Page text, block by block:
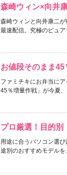
森崎ウィン×向井
森崎ウィンと向井康二
最速配信。究極のピュア
お値段そのまま
ファミチキにお弁当に
45％増量作戦」が今夏
プロ厳選！目的別
用途に合うパソコン選
途別のおすすめモデルを